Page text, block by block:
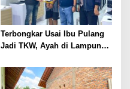
Terbongkar Usai Ibu Pulang
Jadi TKW, Ayah di Lampung
Kandung Selama Empat
Tahun, Nyaris Diamuk Massa